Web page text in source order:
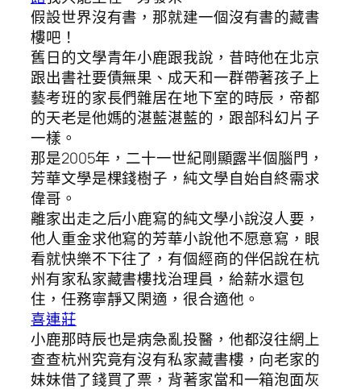
假設世界沒有書，那就建一個沒有書的藏書
樓吧！
舊日的文學青年小鹿跟我說，昔時他在北京
跟出書社要債無果、成天和一群帶著孩子上
藝考班的家長們雜居在地下室的時辰，帝都
的天老是他媽的湛藍湛藍的，跟部科幻片子
一樣。
那是2005年，二十一世紀剛顯露半個腦門，
芳華文學是棵錢樹子，純文學自始自終需求
偉哥。
離家出走之后小鹿寫的純文學小說沒人要，
他人重金求他寫的芳華小說他不愿意寫，眼
看就快樂不下往了，有個經商的伴侶說在杭
州有家私家藏書樓找治理員，給薪水還包
住，任務寧靜又閑適，很合適他。
喜連莊
小鹿那時辰也是病急亂投醫，他都沒往網上
查查杭州究竟有沒有私家藏書樓，向老家的
妹妹借了錢買了票，背著家當和一箱泡面灰